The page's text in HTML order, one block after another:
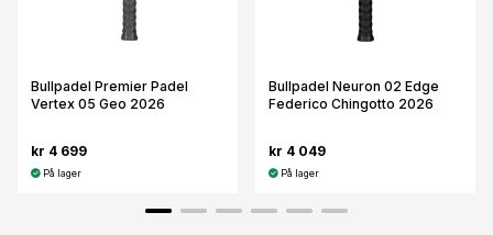
Bullpadel Premier Padel
Vertex 05 Geo 2026
kr 4 699
På lager
Bullpadel Neuron 02 Edge
Federico Chingotto 2026
kr 4 049
På lager